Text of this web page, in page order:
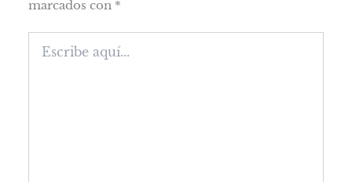
marcados con *
aquí...